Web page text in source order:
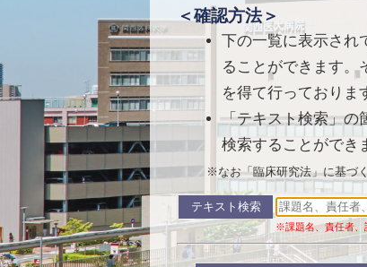
＜確認方法＞
下の一覧に表示され
ることができます。
を得て行っておりま
「テキスト検索」の
検索することができ
※なお「臨床研究法」に基づく
テキスト検索
※課題名、責任者、